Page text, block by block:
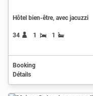
Hôtel bien-être, avec jacuzzi
34 1 1
Booking
Détails